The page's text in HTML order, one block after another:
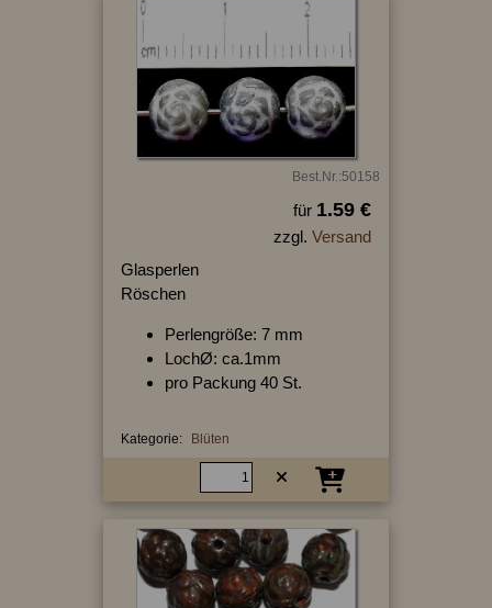
Best.Nr.:50158
für 1.59 €
zzgl. Versand
Glasperlen
Röschen
Perlengröße: 7 mm
LochØ: ca.1mm
pro Packung 40 St.
Kategorie: Blüten